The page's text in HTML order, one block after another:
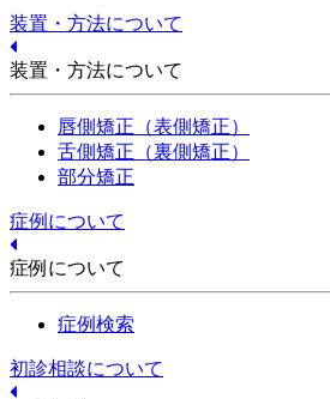
装置・方法について
装置・方法について
唇側矯正（表側矯正）
舌側矯正（裏側矯正）
部分矯正
症例について
症例について
症例検索
初診相談について